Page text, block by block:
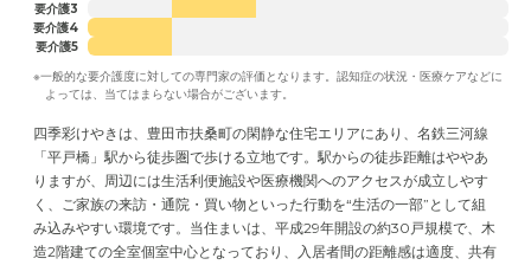
要介護3
要介護4
要介護5
※一般的な要介護度に対しての専門家の評価となります。認知症の状況・医療ケアなどに
よっては、当てはまらない場合がございます。
四季彩けやきは、豊田市扶桑町の閑静な住宅エリアにあり、名鉄三河線
「平戸橋」駅から徒歩圏で歩ける立地です。駅からの徒歩距離はややあ
りますが、周辺には生活利便施設や医療機関へのアクセスが成立しやす
く、ご家族の来訪・通院・買い物といった行動を“生活の一部”として組
み込みやすい環境です。当住まいは、平成29年開設の約30戸規模で、木
造2階建ての全室個室中心となっており、入居者間の距離感は適度、共有